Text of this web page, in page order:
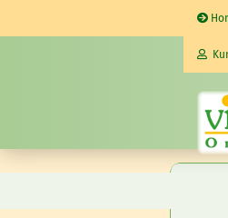
E-Mail